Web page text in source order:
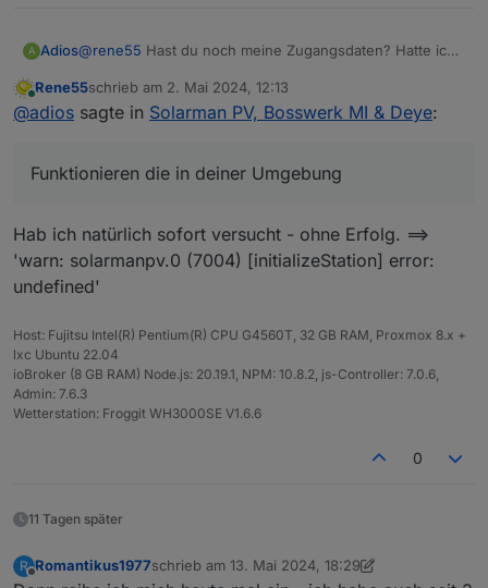
A Adios@rene55 Hast du noch meine Zugangsdaten? Hatte ich
die in deiner Umgebung? Ich kann die gerne nochmal
alle Daten zur Verfügung stellen... Aber ich bekomme
Online
Rene55schrieb am 2. Mai 2024, 12:13
zuletzt editiert von
@adios sagte in Solarman PV, Bosswerk MI & Deye:
Funktionieren die in deiner Umgebung
Hab ich natürlich sofort versucht - ohne Erfolg. ==>
'warn: solarmanpv.0 (7004) [initializeStation] error:
undefined'
Host: Fujitsu Intel(R) Pentium(R) CPU G4560T, 32 GB RAM, Proxmox 8.x +
lxc Ubuntu 22.04
ioBroker (8 GB RAM) Node.js: 20.19.1, NPM: 10.8.2, js-Controller: 7.0.6,
Admin: 7.6.3
Wetterstation: Froggit WH3000SE V1.6.6
0
11 Tagen später
R Romantikus1977schrieb am 13. Mai 2024, 18:29
zuletzt editiert von Romantikus1977